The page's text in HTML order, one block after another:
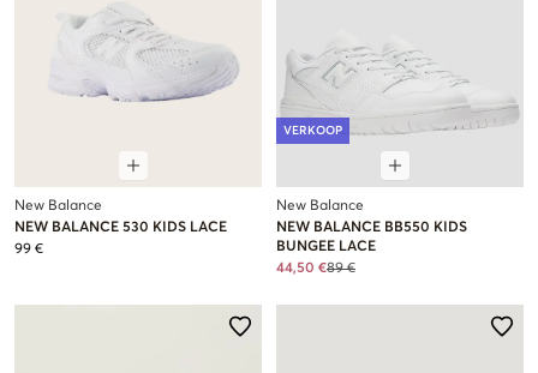
New Balance
NEW BALANCE 530 KIDS LACE
99 €
VERKOOP
New Balance
NEW BALANCE BB550 KIDS
BUNGEE LACE
44,50 €89 €